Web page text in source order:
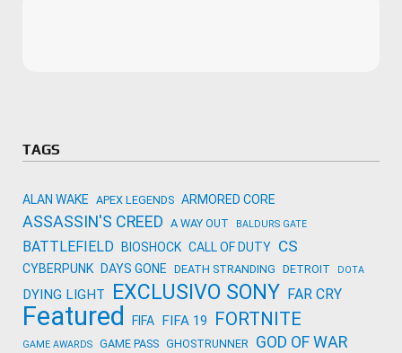
TAGS
ALAN WAKE APEX LEGENDS ARMORED CORE
ASSASSIN'S CREED A WAY OUT BALDURS GATE
BATTLEFIELD BIOSHOCK CALL OF DUTY CS
CYBERPUNK DAYS GONE DEATH STRANDING DETROIT DOTA
DYING LIGHT EXCLUSIVO SONY FAR CRY
Featured FIFA FIFA 19 FORTNITE
GAME AWARDS GAME PASS GHOSTRUNNER GOD OF WAR